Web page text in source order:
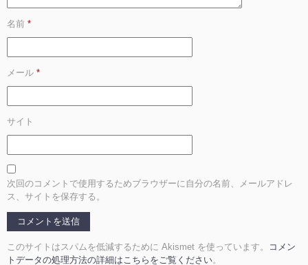
名前 *
メール *
サイト
次回のコメントで使用するためブラウザーに自分の名前、メールアドレ
ス、サイトを保存する。
このサイトはスパムを低減するために Akismet を使っています。
コメン
トデータの処理方法の詳細はこちらをご覧ください。